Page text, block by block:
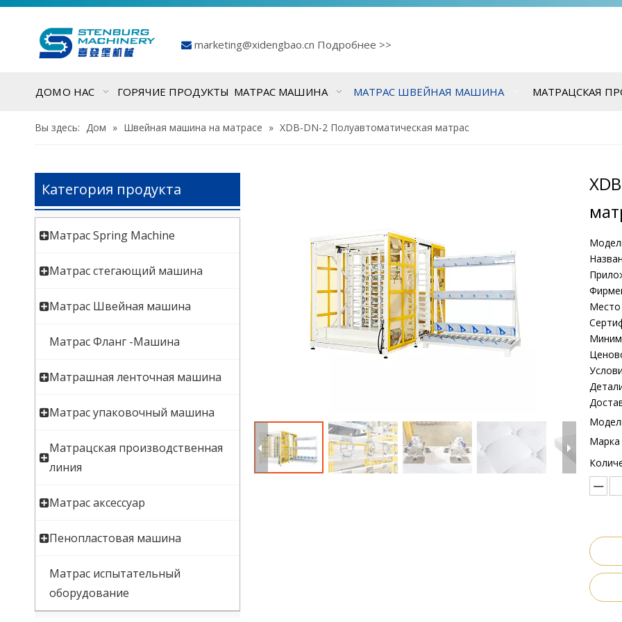
 marketing@xidengbao.cn Подробнее >>
ДОМО НАС ГОРЯЧИЕ ПРОДУКТЫ МАТРАС МАШИНА МАТРАС ШВЕЙНАЯ МАШИНА МАТРАЦСКАЯ
Вы здесь: Дом » Швейная машина на матрасе » XDB-DN-2 Полуавтоматическая матрас
Категория продукта
Матрас Spring Machine
Матрас стегающий машина
Матрас Швейная машина
Матрас Фланг -Машина
Матрашная ленточная машина
Матрас упаковочный машина
Матрацская производственная
линия
Матрас аксессуар
Пенопластовая машина
Матрас испытательный
оборудование
Место
Марка